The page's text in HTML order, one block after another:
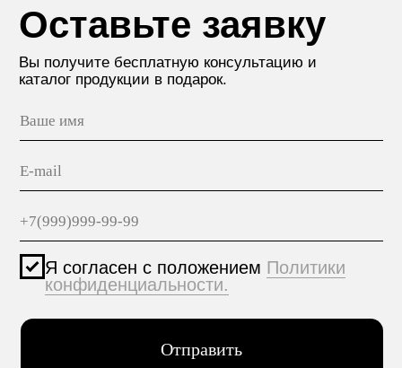
ПРОДУКЦИЯ
КОНТАКТЫ
Создание сайта VolkovGroup
наличии правовых оснований в соответствии с ч.1
ст.6 и ст.10.1 152-ФЗ. Субъектами установлены
запреты на обработку неограниченных кругом лиц